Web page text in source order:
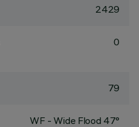
2429
0
79
WF - Wide Flood 47°